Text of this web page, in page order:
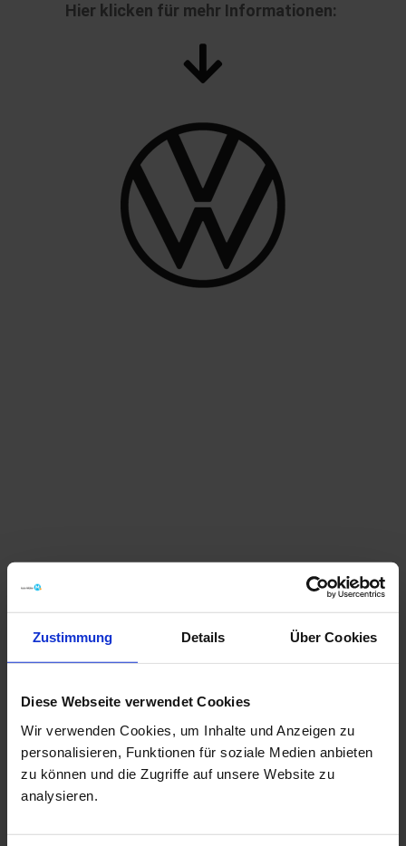
Zustimmung Details Über Cookies
Diese Webseite verwendet Cookies
Wir verwenden Cookies, um Inhalte und Anzeigen zu
personalisieren, Funktionen für soziale Medien anbieten
zu können und die Zugriffe auf unsere Website zu
analysieren.
Hier klicken für mehr Informationen:
*Ein Angebot der Volkswagen Bank GmbH, bzw.
Audi / SKODA Bank, Zweigniederlassung der
Volkswagen Bank GmbH Gifhorner Str. 57, 38112
Braunschweig. Bonität vorausgesetzt.
** Versicherer für den Kreditschutzbrief ist die
Cardif Allgemeine Versicherung/Cardif
Lebensversicherung, Friolzheimer Str. 6, 70499
Stuttgart. Amtsgericht Stuttgart, HRB
18173/18182.